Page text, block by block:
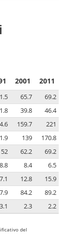
2001 2011
65.7
69.2
39.8
46.4
159.7
221
139
170.8
52 62.2
69.2
8.8 8.4
6.5
12.8
15.9
84.2
89.2
3.1 2.3 2.2
del